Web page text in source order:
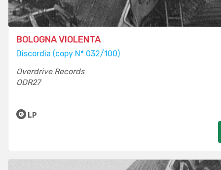
BOLOGNA VIOLENTA
Discordia (copy N* 032/100)
Overdrive Records
ODR27
LP